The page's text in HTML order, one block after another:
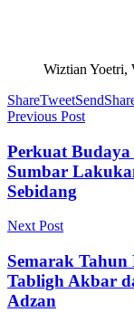
Wiztian Yoetri,
ShareTweetSend
Previous Post
Perkuat
Sumbar
Sebidang
Next Post
Semarak
Tabligh Akbar
Adzan